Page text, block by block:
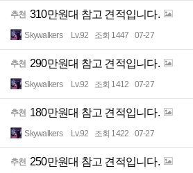
추천 310만원대 참고 견적입니다.
Skywalkers Lv.92 조회 1447 07-27
추천 290만원대 참고 견적입니다.
Skywalkers Lv.92 조회 1412 07-27
추천 180만원대 참고 견적입니다.
Skywalkers Lv.92 조회 1422 07-27
추천 250만원대 참고 견적입니다.